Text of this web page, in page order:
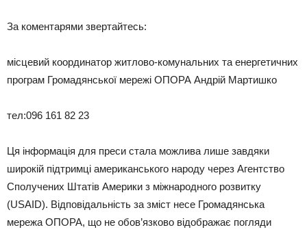
За коментарями звертайтесь:
місцевий координатор житлово-комунальних та енергетичних
програм Громадянської мережі ОПОРА Андрій Мартишко
тел:096 161 82 23
Ця інформація для преси стала можлива лише завдяки
широкій підтримці американського народу через Агентство
Сполучених Штатів Америки з міжнародного розвитку
(USAID). Відповідальність за зміст несе Громадянська
мережа ОПОРА, що не обов’язково відображає погляди